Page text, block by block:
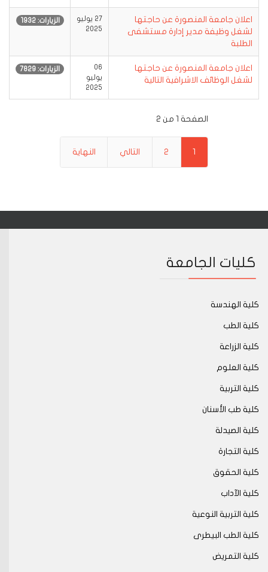
اعلان جامعة المنصورة عن حاجتها
لشغل وظيفة مدير إدارة مستشفى
الطلبة
27 يوليو
2025
الزيارات: 1932
اعلان جامعة المنصورة عن حاجتها
لشغل الوظائف الاشرافية التالية
06
يوليو
2025
الزيارات: 7829
الصفحة 1 من 2
1
2 التالي النهاية
كليات الجامعة
كلية الهندسة
كلية الطب
كلية الزراعة
كلية العلوم
كلية التربية
كلية طب الأسنان
كلية الصيدلة
كلية التجارة
كلية الحقوق
كلية الآداب
كلية التربية النوعية
كلية الطب البيطرى
كلية التمريض